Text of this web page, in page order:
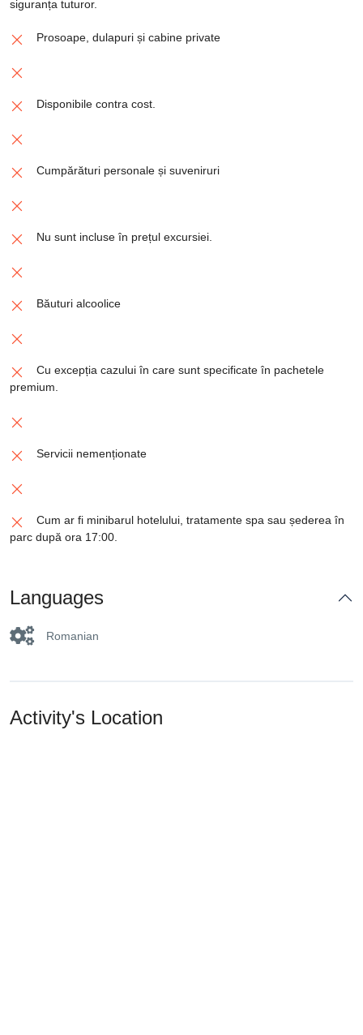
siguranța tuturor.
Prosoape, dulapuri și cabine private
Disponibile contra cost.
Cumpărături personale și suveniruri
Nu sunt incluse în prețul excursiei.
Băuturi alcoolice
Cu excepția cazului în care sunt specificate în pachetele
premium.
Servicii nemenționate
Cum ar fi minibarul hotelului, tratamente spa sau șederea în
parc după ora 17:00.
Languages
Romanian
Activity's Location